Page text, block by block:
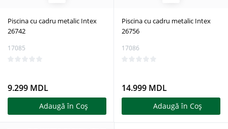
Piscina cu cadru metalic Intex
26742
17085
9.299 MDL
Adaugă în Coş
Piscina cu cadru metalic Intex
26756
17086
14.999 MDL
Adaugă în Coş